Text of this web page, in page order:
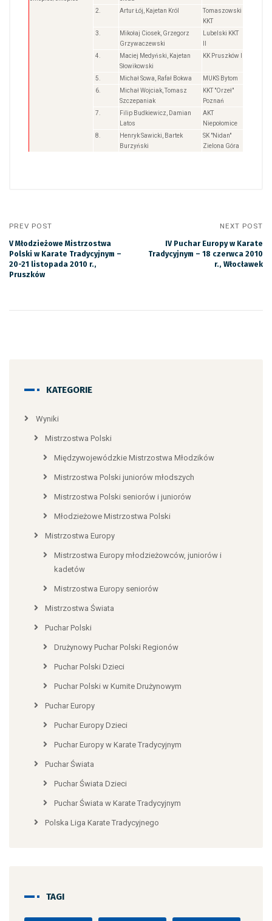
2.
Artur Łój, Kajetan Król
Tomaszowski
KKT
3.
Mikołaj Ciosek, Grzegorz
Grzywaczewski
Lubelski KKT
4.
Maciej Medyński, Kajetan
Słowikowski
KK Pruszków I
5. Michał Sowa, Rafał Bokwa
MUKS Bytom
6.
Michał Wojciak, Tomasz
Szczepaniak
KKT "Orzeł"
Poznań
7.
Filip Budkiewicz, Damian
Latos
AKT
Niepołomice
8.
Henryk Sawicki, Bartek
Burzyński
SK "Nidan"
Zielona Góra
PREV POST
V Młodzieżowe Mistrzostwa
Polski w Karate Tradycyjnym –
20-21 listopada 2010 r.,
Pruszków
NEXT POST
IV Puchar Europy w Karate
Tradycyjnym – 18 czerwca 2010
r., Włocławek
KATEGORIE
Wyniki
Mistrzostwa Polski
Międzywojewódzkie Mistrzostwa Młodzików
Mistrzostwa Polski juniorów młodszych
Mistrzostwa Polski seniorów i juniorów
Młodzieżowe Mistrzostwa Polski
Mistrzostwa Europy
Mistrzostwa Europy młodzieżowców, juniorów i
kadetów
Mistrzostwa Europy seniorów
Mistrzostwa Świata
Puchar Polski
Drużynowy Puchar Polski Regionów
Puchar Polski Dzieci
Puchar Polski w Kumite Drużynowym
Puchar Europy
Puchar Europy Dzieci
Puchar Europy w Karate Tradycyjnym
Puchar Świata
Puchar Świata Dzieci
Puchar Świata w Karate Tradycyjnym
Polska Liga Karate Tradycyjnego
TAGI